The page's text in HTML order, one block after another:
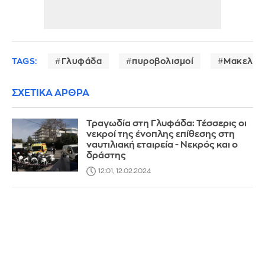
TAGS: Γλυφάδα πυροβολισμοί
ΣΧΕΤΙΚΑ ΑΡΘΡΑ
Τραγωδία στη Γλυφάδα: Τέσσερις οι
νεκροί της ένοπλης επίθεσης στη
ναυτιλιακή εταιρεία - Νεκρός και ο
δράστης
12:01, 12.02.2024